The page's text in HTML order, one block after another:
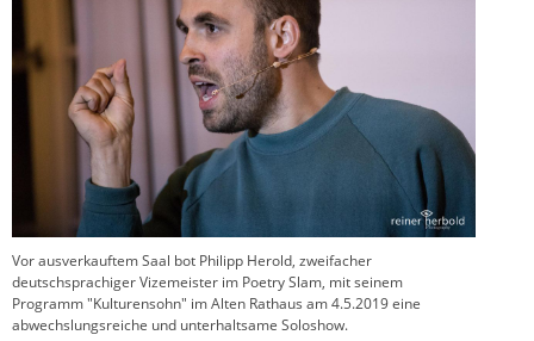
Vor ausverkauftem Saal bot Philipp Herold, zweifacher
deutschsprachiger Vizemeister im Poetry Slam, mit seinem
Programm "Kulturensohn" im Alten Rathaus am 4.5.2019 eine
abwechslungsreiche und unterhaltsame Soloshow.